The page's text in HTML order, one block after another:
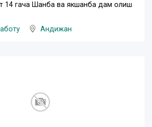
14 гача Шанба ва якшанба дам олиш
Андижан